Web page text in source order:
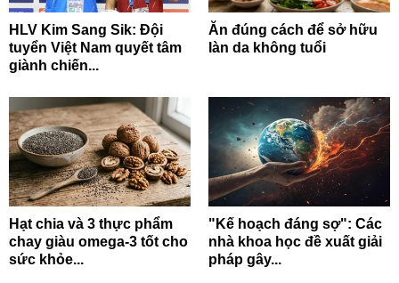
HLV Kim Sang Sik: Đội
tuyển Việt Nam quyết tâm
giành chiến...
Ăn đúng cách để sở hữu
làn da không tuổi
Hạt chia và 3 thực phẩm
chay giàu omega-3 tốt cho
sức khỏe...
"Kế hoạch đáng sợ": Các
nhà khoa học đề xuất giải
pháp gây...